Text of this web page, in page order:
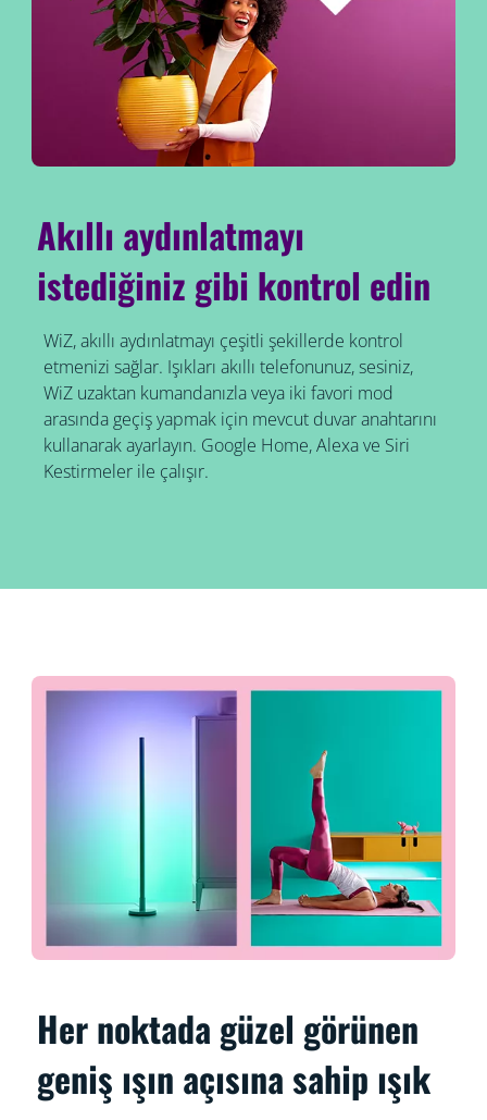
Akıllı aydınlatmayı
istediğiniz gibi kontrol edin
WiZ, akıllı aydınlatmayı çeşitli şekillerde kontrol
etmenizi sağlar. Işıkları akıllı telefonunuz, sesiniz,
WiZ uzaktan kumandanızla veya iki favori mod
arasında geçiş yapmak için mevcut duvar anahtarını
kullanarak ayarlayın. Google Home, Alexa ve Siri
Kestirmeler ile çalışır.
Her noktada güzel görünen
geniş ışın açısına sahip ışık